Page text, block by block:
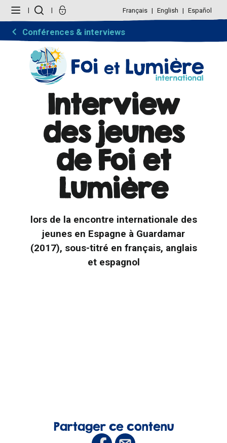
contenu.
navigation
personnels
Français English Español
Conférences & interviews
Interview
des jeunes
de Foi et
Lumière
lors de la encontre internationale des
jeunes en Espagne à Guardamar
(2017), sous-titré en français, anglais
et espagnol
Partager ce contenu